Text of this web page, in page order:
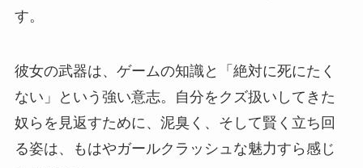
す。
彼女の武器は、ゲームの知識と「絶対に死にたく
ない」という強い意志。自分をクズ扱いしてきた
奴らを見返すために、泥臭く、そして賢く立ち回
る姿は、もはやガールクラッシュな魅力すら感じ